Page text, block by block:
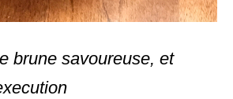
brune savoureuse, et